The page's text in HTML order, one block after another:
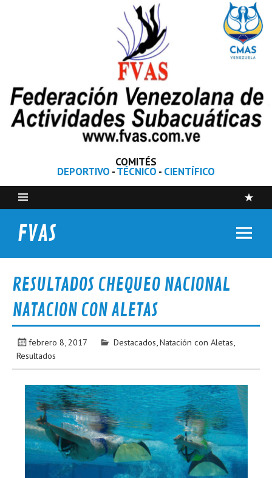
COMITÉS
DEPORTIVO -TÉCNICO - CIENTÍFICO
FVAS
RESULTADOS CHEQUEO NACIONAL
NATACION CON ALETAS
febrero 8, 2017 Destacados Natación con Aletas
Resultados